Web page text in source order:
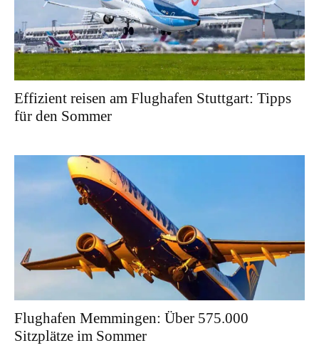
Effizient reisen am Flughafen Stuttgart: Tipps
für den Sommer
Flughafen Memmingen: Über 575.000
Sitzplätze im Sommer